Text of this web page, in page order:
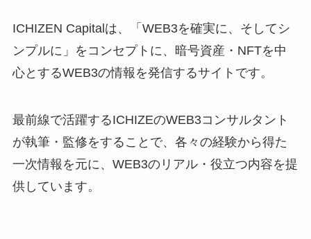
ICHIZEN Capitalは、「WEB3を確実に、そしてシ
ンプルに」をコンセプトに、暗号資産・NFTを中
心とするWEB3の情報を発信するサイトです。
最前線で活躍するICHIZEのWEB3コンサルタント
が執筆・監修をすることで、各々の経験から得た
一次情報を元に、WEB3のリアル・役立つ内容を提
供しています。